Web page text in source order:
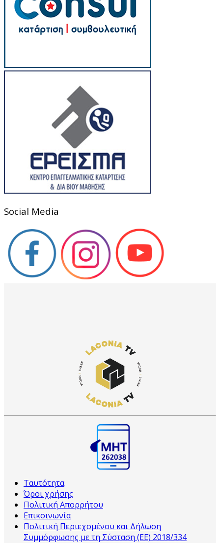
Social Media
Ταυτότητα
Όροι χρήσης
Πολιτική Απορρήτου
Επικοινωνία
Πολιτική Περιεχομένου και Δήλωση
Συμμόρφωσης με τη Σύσταση (ΕΕ) 2018/334